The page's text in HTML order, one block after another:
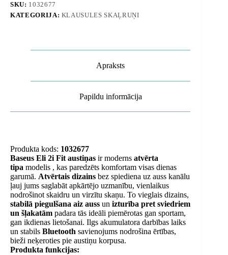
-
melnas
SKU: 1032677
KATEGORIJA: KLAUSULES SKAĻRUŅI
Apraksts
Papildu informācija
Produkta kods: 1032677
Baseus Eli 2i Fit austiņas ir moderns atvērta
tipa modelis , kas paredzēts komfortam visas dienas
garumā. Atvērtais dizains bez spiediena uz auss kanālu
ļauj jums saglabāt apkārtējo uzmanību, vienlaikus
nodrošinot skaidru un virzītu skaņu. To vieglais dizains,
stabilā piegulšana aiz auss un izturība pret sviedriem
un šļakatām padara tās ideāli piemērotas gan sportam,
gan ikdienas lietošanai. Ilgs akumulatora darbības laiks
un stabils Bluetooth savienojums nodrošina ērtības,
bieži neķeroties pie austiņu korpusa.
Produkta funkcijas: